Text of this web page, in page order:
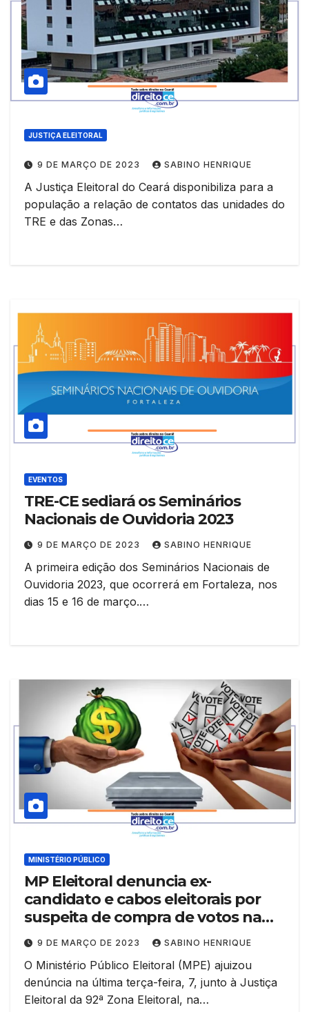
JUSTIÇA ELEITORAL
9 DE MARÇO DE 2023 SABINO HENRIQUE
A Justiça Eleitoral do Ceará disponibiliza para a
população a relação de contatos das unidades do
TRE e das Zonas…
EVENTOS
TRE-CE sediará os Seminários
Nacionais de Ouvidoria 2023
9 DE MARÇO DE 2023 SABINO HENRIQUE
A primeira edição dos Seminários Nacionais de
Ouvidoria 2023, que ocorrerá em Fortaleza, nos
dias 15 e 16 de março.…
MINISTÉRIO PÚBLICO
MP Eleitoral denuncia ex-
candidato e cabos eleitorais por
suspeita de compra de votos na
eleição de 2020 no município de
Barro
9 DE MARÇO DE 2023 SABINO HENRIQUE
O Ministério Público Eleitoral (MPE) ajuizou
denúncia na última terça-feira, 7, junto à Justiça
Eleitoral da 92ª Zona Eleitoral, na…